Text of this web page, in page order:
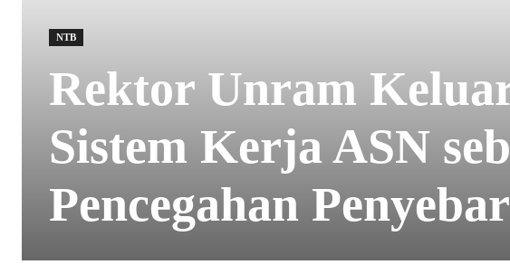
NTB
Rektor Unram
Sistem Kerja ASN
Pencegahan